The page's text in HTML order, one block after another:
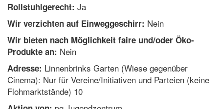
Rollstuhlgerecht: Ja
Wir verzichten auf Einweggeschirr: Nein
Wir bieten nach Möglichkeit faire und/oder Öko-
Produkte an: Nein
Adresse: Linnenbrinks Garten (Wiese gegenüber
Cinema): Nur für Vereine/Initiativen und Parteien (keine
Flohmarktstände) 10